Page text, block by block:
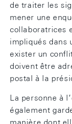
de traiter les
mener une
collaboratrices
impliqués dans
exister un
doivent être
postal à la
La personne à
également